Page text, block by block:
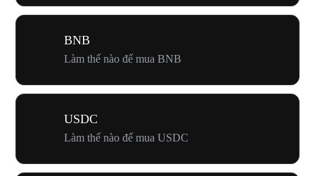
BNB
Làm thế nào để mua BNB
USDC
Làm thế nào để mua USDC